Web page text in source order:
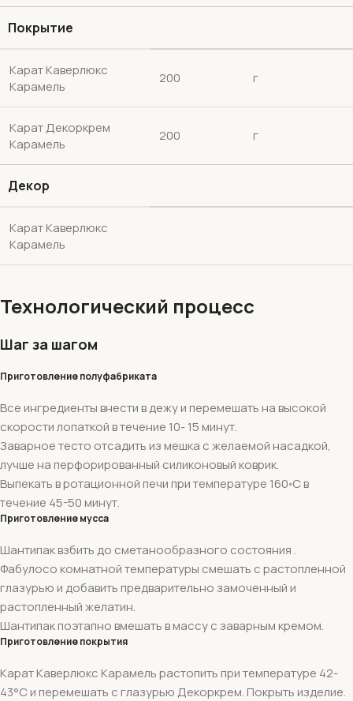
Покрытие
Карат Каверлюкс
Карамель
200 г
Карат Декоркрем
Карамель
200 г
Декор
Карат Каверлюкс
Карамель
Технологический процесс
Шаг за шагом
Приготовление полуфабриката
Все ингредиенты внести в дежу и перемешать на высокой
скорости лопаткой в течение 10- 15 минут.
Заварное тесто отсадить из мешка с желаемой насадкой,
лучше на перфорированный силиконовый коврик.
Выпекать в ротационной печи при температуре 160◦С в
течение 45-50 минут.
Приготовление мусса
Шантипак взбить до сметанообразного состояния .
Фабулосо комнатной температуры смешать с растопленной
глазурью и добавить предварительно замоченный и
растопленный желатин.
Шантипак поэтапно вмешать в массу с заварным кремом.
Приготовление покрытия
Карат Каверлюкс Карамель растопить при температуре 42-
43°С и перемешать с глазурью Декоркрем. Покрыть изделие.